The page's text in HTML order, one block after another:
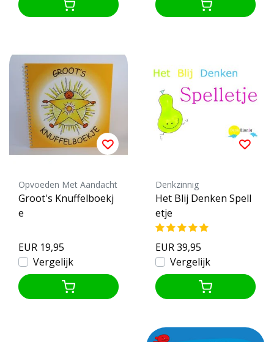
Opvoeden Met Aandacht
Groot's Knuffelboekj
e
EUR 19,95
Vergelijk
Denkzinnig
Het Blij Denken Spell
etje
EUR 39,95
Vergelijk